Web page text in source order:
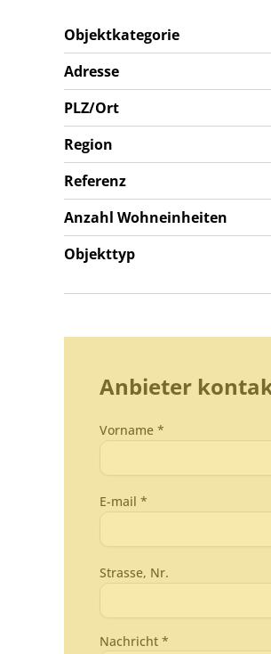
Objektkategorie
Adresse
PLZ/Ort
Region
Referenz
Anzahl Wohneinheiten
Objekttyp
Anbieter
Vorname *
E-mail *
Strasse, Nr.
Nachricht *